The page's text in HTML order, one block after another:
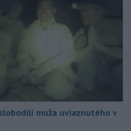
muža uviaznutého v